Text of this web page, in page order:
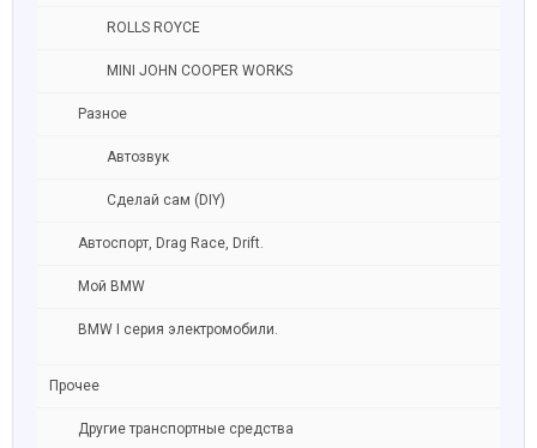
ROLLS ROYCE
MINI JOHN COOPER WORKS
Разное
Автозвук
Сделай сам (DIY)
Автоспорт, Drag Race, Drift.
Мой BMW
BMW I серия электромобили.
Прочее
Другие транспортные средства